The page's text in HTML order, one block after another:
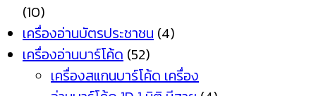
(10)
เครื่องอ่านบัตรประชาชน (4)
เครื่องอ่านบาร์โค้ด (52)
เครื่องสแกนบาร์โค้ด เครื่อง